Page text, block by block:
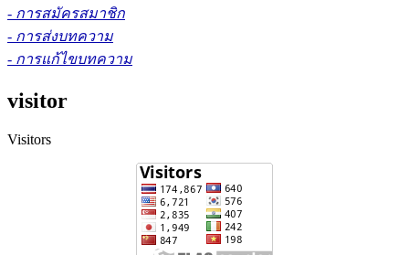
- การสมัครสมาชิก
- การส่งบทความ
- การแก้ไขบทความ
visitor
Visitors